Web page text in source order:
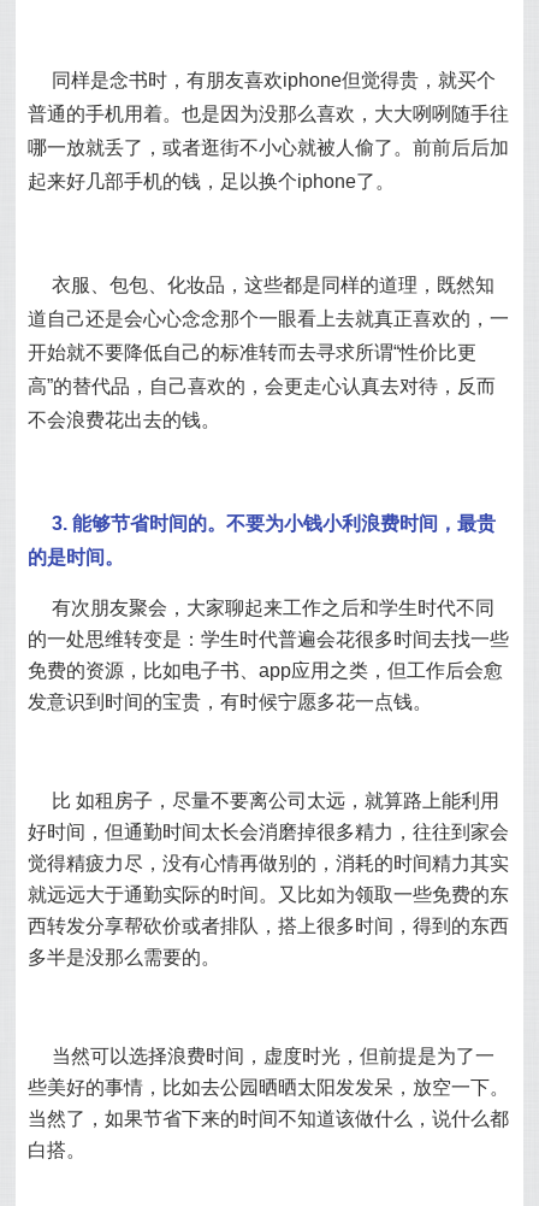
同样是念书时，有朋友喜欢iphone但觉得贵，就买个
普通的手机用着。也是因为没那么喜欢，大大咧咧随手往
哪一放就丢了，或者逛街不小心就被人偷了。前前后后加
起来好几部手机的钱，足以换个iphone了。
衣服、包包、化妆品，这些都是同样的道理，既然知
道自己还是会心心念念那个一眼看上去就真正喜欢的，一
开始就不要降低自己的标准转而去寻求所谓“性价比更
高”的替代品，自己喜欢的，会更走心认真去对待，反而
不会浪费花出去的钱。
3. 能够节省时间的。不要为小钱小利浪费时间，最贵
的是时间。
有次朋友聚会，大家聊起来工作之后和学生时代不同
的一处思维转变是：学生时代普遍会花很多时间去找一些
免费的资源，比如电子书、app应用之类，但工作后会愈
发意识到时间的宝贵，有时候宁愿多花一点钱。
比 如租房子，尽量不要离公司太远，就算路上能利用
好时间，但通勤时间太长会消磨掉很多精力，往往到家会
觉得精疲力尽，没有心情再做别的，消耗的时间精力其实
就远远大于通勤实际的时间。又比如为领取一些免费的东
西转发分享帮砍价或者排队，搭上很多时间，得到的东西
多半是没那么需要的。
当然可以选择浪费时间，虚度时光，但前提是为了一
些美好的事情，比如去公园晒晒太阳发发呆，放空一下。
当然了，如果节省下来的时间不知道该做什么，说什么都
白搭。